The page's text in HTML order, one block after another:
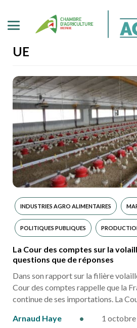
UE
INDUSTRIES AGRO ALIMENTAIRES
POLITIQUES PUBLIQUES
La Cour des comptes sur la
questions que de réponses
Dans son rapport sur la filière
Cour des comptes rappelle que la
continue de ses importations. La
Arnaud Haye
• 1